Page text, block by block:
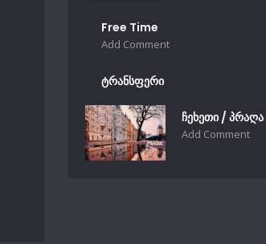
Free Time
Add Comment
ტრანსფერი
ჩეხეთი / პრაღა
Add Comment